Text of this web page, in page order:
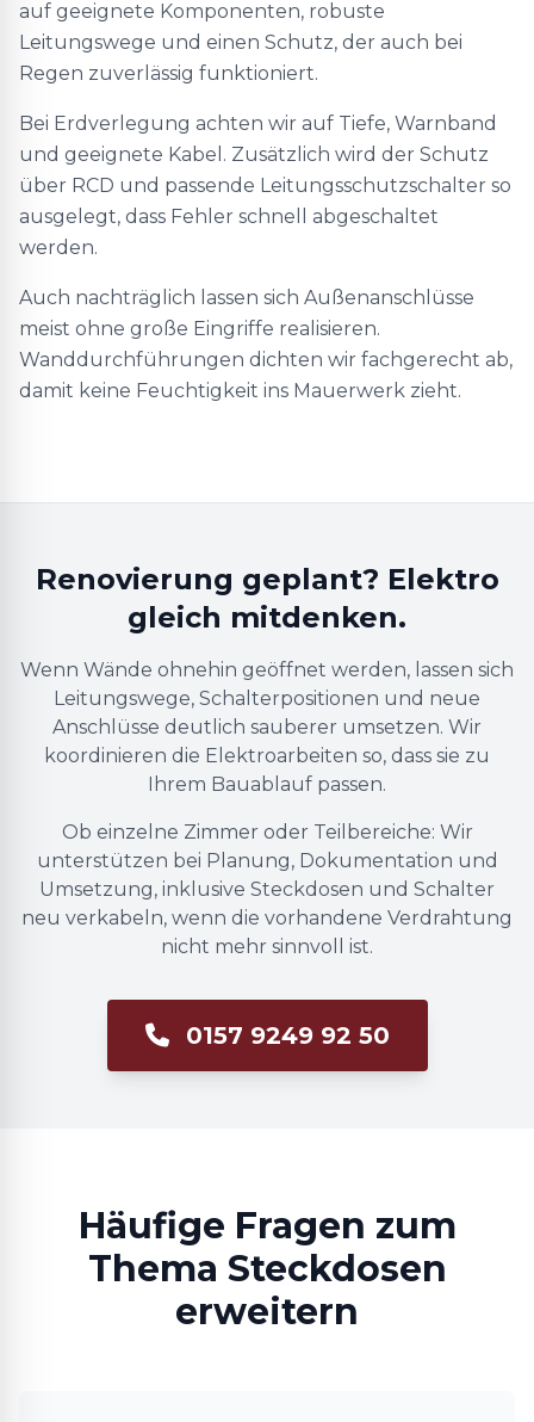
auf geeignete Komponenten, robuste
Leitungswege und einen Schutz, der auch bei
Regen zuverlässig funktioniert.
Bei Erdverlegung achten wir auf Tiefe, Warnband
und geeignete Kabel. Zusätzlich wird der Schutz
über RCD und passende Leitungsschutzschalter so
ausgelegt, dass Fehler schnell abgeschaltet
werden.
Auch nachträglich lassen sich Außenanschlüsse
meist ohne große Eingriffe realisieren.
Wanddurchführungen dichten wir fachgerecht ab,
damit keine Feuchtigkeit ins Mauerwerk zieht.
Renovierung geplant? Elektro
gleich mitdenken.
Wenn Wände ohnehin geöffnet werden, lassen sich
Leitungswege, Schalterpositionen und neue
Anschlüsse deutlich sauberer umsetzen. Wir
koordinieren die Elektroarbeiten so, dass sie zu
Ihrem Bauablauf passen.
Ob einzelne Zimmer oder Teilbereiche: Wir
unterstützen bei Planung, Dokumentation und
Umsetzung, inklusive Steckdosen und Schalter
neu verkabeln, wenn die vorhandene Verdrahtung
nicht mehr sinnvoll ist.
0157 9249 92 50
Häufige Fragen zum
Thema Steckdosen
erweitern